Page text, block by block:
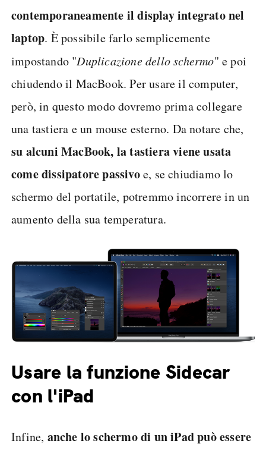
contemporaneamente il display integrato nel
laptop. È possibile farlo semplicemente
impostando "Duplicazione dello schermo" e poi
chiudendo il MacBook. Per usare il computer,
però, in questo modo dovremo prima collegare
una tastiera e un mouse esterno. Da notare che,
su alcuni MacBook, la tastiera viene usata
come dissipatore passivoe, se chiudiamo lo
schermo del portatile, potremmo incorrere in un
aumento della sua temperatura.
Usare la funzione Sidecar
con l'iPad
Infine, anche lo schermo di un iPad può essere